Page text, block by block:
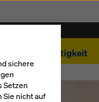
Nachhaltigkeit
sichere
Setzen
nicht auf